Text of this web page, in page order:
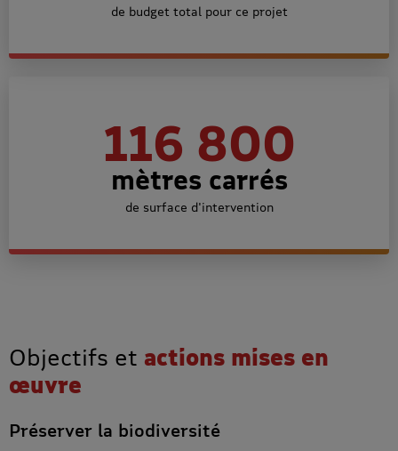
de budget total pour ce projet
116 800
mètres carrés
de surface d'intervention
Objectifs et actions mises en
œuvre
Préserver la biodiversité